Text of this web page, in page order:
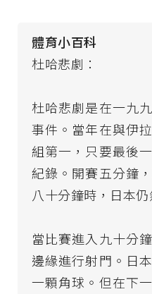
體育小百科
杜哈悲劇：
杜哈悲劇是在一九
事件。當年在與伊
組第一，只要最後
紀錄。開賽五分鐘
八十分鐘時，日本
當比賽進入九十分
邊緣進行射門。日
一顆角球。但在下